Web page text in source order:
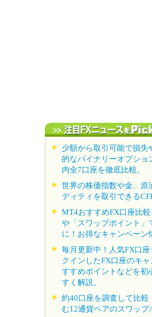
少額から取引可能で損失
的なバイナリーオプショ
内全7口座を徹底比較。
世界の株価指数や金、原
ディティを取引できる
MT4おすすめFX口座比較
や「スワップポイント」
に！お得なキャンペーン
毎月更新中！人気FX口
クインしたFX口座のキ
すすめポイントなどを初
すく解説。
約40口座を調査して比較
む12通貨ペアのスワップ